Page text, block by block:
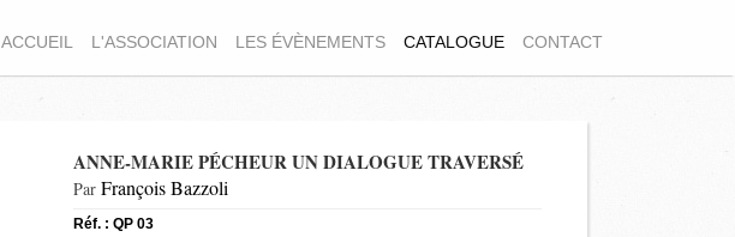
ACCUEIL L'ASSOCIATION LES ÉVÈNEMENTS CATALOGUE CONTACT
ANNE-MARIE PÉCHEUR UN DIALOGUE TRAVERSÉ
Par François Bazzoli
Réf. : QP 03